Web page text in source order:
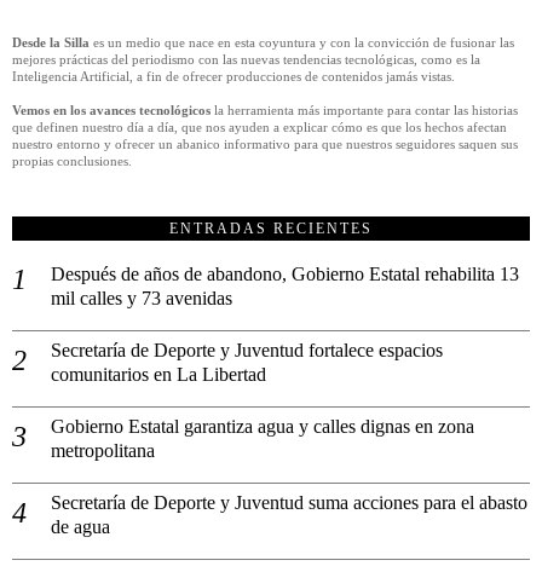
Desde la Silla es un medio que nace en esta coyuntura y con la convicción de fusionar las
mejores prácticas del periodismo con las nuevas tendencias tecnológicas, como es la
Inteligencia Artificial, a fin de ofrecer producciones de contenidos jamás vistas.
Vemos en los avances tecnológicos la herramienta más importante para contar las historias
que definen nuestro día a día, que nos ayuden a explicar cómo es que los hechos afectan
nuestro entorno y ofrecer un abanico informativo para que nuestros seguidores saquen sus
propias conclusiones.
ENTRADAS RECIENTES
Después de años de abandono, Gobierno Estatal rehabilita 13
mil calles y 73 avenidas
Secretaría de Deporte y Juventud fortalece espacios
comunitarios en La Libertad
Gobierno Estatal garantiza agua y calles dignas en zona
metropolitana
Secretaría de Deporte y Juventud suma acciones para el abasto
de agua